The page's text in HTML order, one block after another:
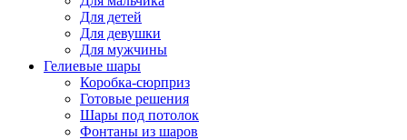
Для детей
Для девушки
Для мужчины
Гелиевые шары
Коробка-сюрприз
Готовые решения
Шары под потолок
Фонтаны из шаров